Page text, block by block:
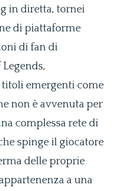
in diretta, tornei
di piattaforme
di fan di
titoli emergenti come
non è avvenuta per
complessa rete di
spinge il giocatore
delle proprie
a una